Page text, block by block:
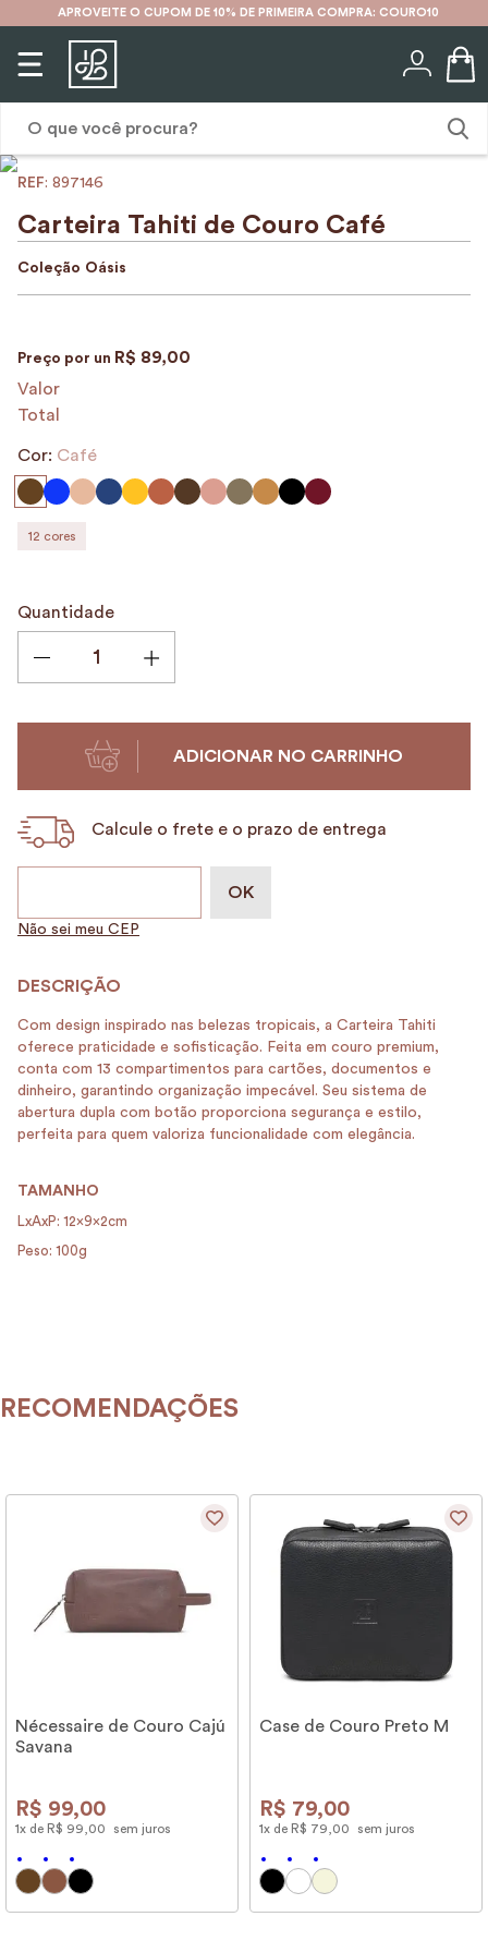
APROVEITE O CUPOM DE 10% DE PRIMEIRA COMPRA: COURO10
: 897146
Carteira Tahiti de Couro Café
Coleção Oásis
Preço por un R$ 89,00
Valor
Total
Cor: Café
12 cores
Quantidade
ADICIONAR NO CARRINHO
Calcule o frete e o prazo de entrega
Não sei meu CEP
Com design inspirado nas belezas tropicais, a Carteira Tahiti
oferece praticidade e sofisticação. Feita em couro premium,
conta com 13 compartimentos para cartões, documentos e
dinheiro, garantindo organização impecável. Seu sistema de
abertura dupla com botão proporciona segurança e estilo,
perfeita para quem valoriza funcionalidade com elegância.
TAMANHO
LxAxP: 12x9x2cm
Peso: 100g
RECOMENDAÇÕES
Nécessaire de Couro Cajú
Savana
R$ 99,00
1x de R$ 99 00 sem juros
Case de Couro Preto M
R$ 79,00
1x de R$ 79 00 sem juros
karina
5º
bolsa
8º
nécessaire